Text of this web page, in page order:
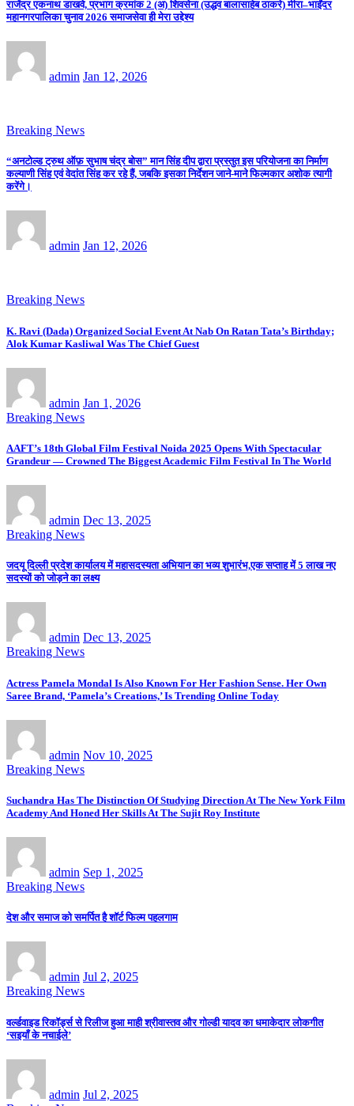
राजेंद्र एकनाथ डाखवे, प्रभाग क्रमांक 2 (अ) शिवसेना (उद्धव बालासाहेब ठाकरे) मीरा–भाईंदर
महानगरपालिका चुनाव 2026 समाजसेवा ही मेरा उद्देश्य
admin Jan 12, 2026
Breaking News
“अनटोल्ड ट्रुथ ऑफ़ सुभाष चंद्र बोस” मान सिंह दीप द्वारा प्रस्तुत इस परियोजना का निर्माण
कल्याणी सिंह एवं वेदांत सिंह कर रहे हैं, जबकि इसका निर्देशन जाने-माने फिल्मकार अशोक त्यागी
करेंगे।
admin Jan 12, 2026
Breaking News
K. Ravi (Dada) Organized Social Event At Nab On Ratan Tata’s Birthday;
Alok Kumar Kasliwal Was The Chief Guest
admin Jan 1, 2026
Breaking News
AAFT’s 18th Global Film Festival Noida 2025 Opens With Spectacular
Grandeur — Crowned The Biggest Academic Film Festival In The World
admin Dec 13, 2025
Breaking News
जदयू दिल्ली प्रदेश कार्यालय में महासदस्यता अभियान का भव्य शुभारंभ,एक सप्ताह में 5 लाख नए
सदस्यों को जोड़ने का लक्ष्य
admin Dec 13, 2025
Breaking News
Actress Pamela Mondal Is Also Known For Her Fashion Sense. Her Own
Saree Brand, ‘Pamela’s Creations,’ Is Trending Online Today
admin Nov 10, 2025
Breaking News
Suchandra Has The Distinction Of Studying Direction At The New York Film
Academy And Honed Her Skills At The Sujit Roy Institute
admin Sep 1, 2025
Breaking News
देश और समाज को समर्पित है शॉर्ट फिल्म पहलगाम
admin Jul 2, 2025
Breaking News
वर्ल्डवाइड रिकॉर्ड्स से रिलीज हुआ माही श्रीवास्तव और गोल्डी यादव का धमाकेदार लोकगीत
‘सइयाँ के नचाईले’
admin Jul 2, 2025